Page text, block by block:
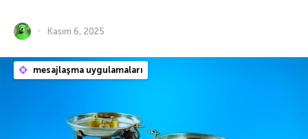
Kasım 6, 2025
mesajlaşma uygulamaları